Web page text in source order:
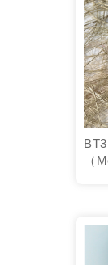
（